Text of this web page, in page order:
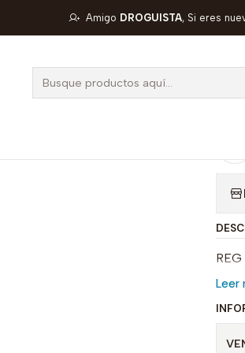
Amigo DROGUISTA, Si eres
DIPIRONA MAGNESICA 2GR/
-
Leer